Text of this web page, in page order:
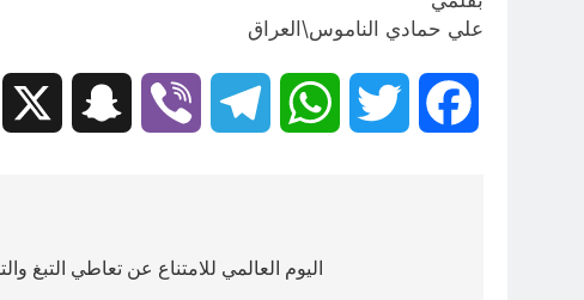
علي حمادي الناموس\العراق
Facebook
Twitter
WhatsApp
Telegram
Viber
Snapchat
اليوم العالمي للامتناع عن تعاطي التبغ